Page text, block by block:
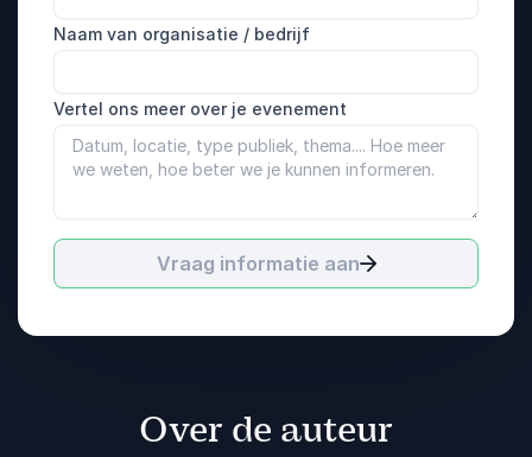
Naam van organisatie / bedrijf
Vertel ons meer over je evenement
Vraag informatie aan
Over de auteur